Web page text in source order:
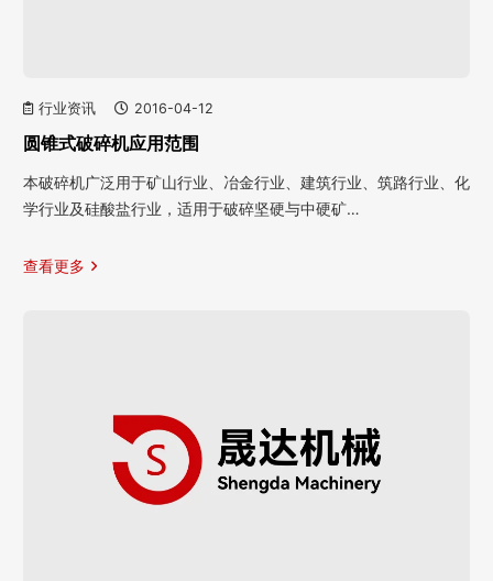
行业资讯 2016-04-12
圆锥式破碎机应用范围
本破碎机广泛用于矿山行业、冶金行业、建筑行业、筑路行业、化
学行业及硅酸盐行业，适用于破碎坚硬与中硬矿…
查看更多